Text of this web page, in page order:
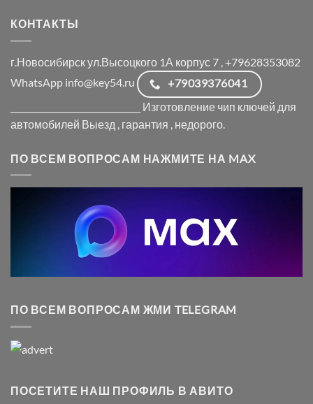
КОНТАКТЫ
г.Новосибирск ул.Высоцкого 1А корпус 7 , +79628353082
WhatsApp info@key54.ru
+79039376041
_______________________________ Изготовление чип ключей для
автомобилей Выезд , гарантия , недорого.
ПО ВСЕМ ВОПРОСАМ НАЖМИТЕ НА MAX
ПО ВСЕМ ВОПРОСАМ ЖМИ TELEGRAM
ПОСЕТИТЕ НАШ ПРОФИЛЬ В АВИТО